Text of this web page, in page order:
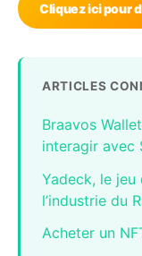
Cliquez ici pour
ARTICLES
Braavos
interagir avec
Yadeck, le
l’industrie du
Acheter un